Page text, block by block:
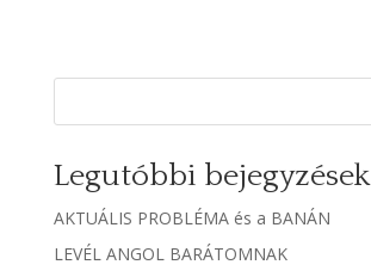
Legutóbbi bejegyzések
AKTUÁLIS PROBLÉMA és a BANÁN
LEVÉL ANGOL BARÁTOMNAK